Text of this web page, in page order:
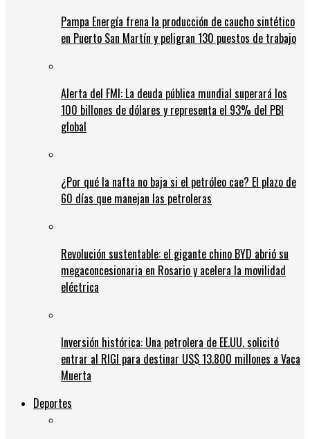
Pampa Energía frena la producción de caucho sintético
en Puerto San Martín y peligran 130 puestos de trabajo
Alerta del FMI: La deuda pública mundial superará los
100 billones de dólares y representa el 93% del PBI
global
¿Por qué la nafta no baja si el petróleo cae? El plazo de
60 días que manejan las petroleras
Revolución sustentable: el gigante chino BYD abrió su
megaconcesionaria en Rosario y acelera la movilidad
eléctrica
Inversión histórica: Una petrolera de EE.UU. solicitó
entrar al RIGI para destinar US$ 13.800 millones a Vaca
Muerta
Deportes